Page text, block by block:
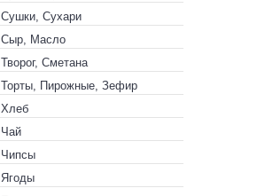
Сушки, Сухари
Сыр, Масло
Творог, Сметана
Торты, Пирожные, Зефир
Хлеб
Чай
Чипсы
Ягоды